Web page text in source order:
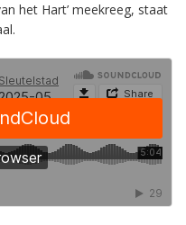
het Hart’ meekreeg, staat